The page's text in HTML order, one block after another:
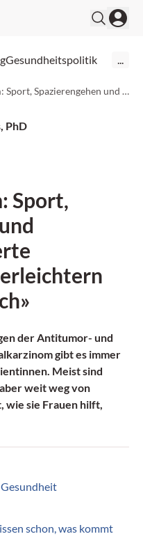
Gesundheitspolitik ...
Ovarialkarzinom: Sport, Spazierengehen und patientenzentrierte Kommunikation erleichtern das «Leben danach»
PhD
Sport,
der Antitumor- und
gibt es immer
Meist sind
weit weg von
wie sie Frauen hilft,
schon, was kommt